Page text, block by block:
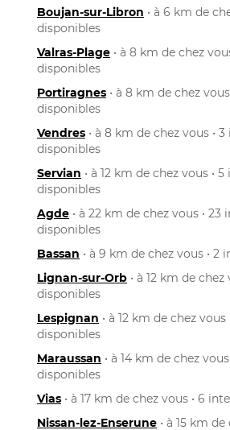
Boujan-sur-Libron • à 6 km de
disponibles
Valras-Plage • à 8 km de chez
disponibles
Portiragnes • à 8 km de chez
disponibles
Vendres • à 8 km de chez vous •
disponibles
Servian • à 12 km de chez vous •
disponibles
Agde • à 22 km de chez vous •
disponibles
Bassan • à 9 km de chez vous •
Lignan-sur-Orb • à 12 km de
disponibles
Lespignan • à 12 km de chez
disponibles
Maraussan • à 14 km de chez
disponibles
Vias • à 17 km de chez vous • 6
Nissan-lez-Enserune • à 15 km